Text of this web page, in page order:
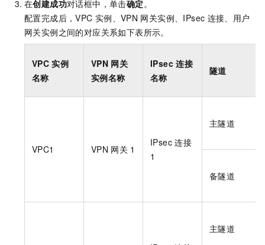
在创建成功对话框中，单击确定。
配置完成后，VPC 实例、VPN 网关实例、IPsec 连接、用户
网关实例之间的对应关系如下表所示。
VPC 实例
名称
VPN 网关
实例名称
IPsec 连接
名称
隧道
VPC1 VPN 网关 1
IPsec 连接
1
主隧道
备隧道
主隧道